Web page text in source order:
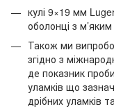
кулі 9×19 мм
оболонці з
Також ми
згідно з
де показник
уламків що
дрібних уламків